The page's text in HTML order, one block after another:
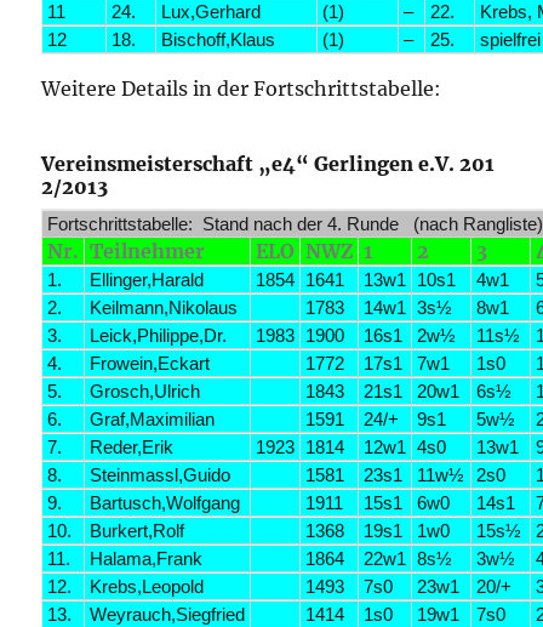
11
24. Lux,Gerhard (1) – 22.
Krebs,
12
18. Bischoff,Klaus (1) – 25. spielfrei
Weitere Details in der Fortschrittstabelle:
Vereinsmeisterschaft „e4“ Gerlingen e.V. 201
2/2013
Fortschrittstabelle: Stand nach der 4. Runde (nach Rangliste)
Nr. Teilnehmer ELO NWZ 1 2 3
1. Ellinger,Harald 1854 1641 13w1 10s1 4w1
2.
Keilmann,Nikolaus 1783 14w1 3s½ 8w1
3.
Leick,Philippe,Dr. 1983 1900 16s1 2w½ 11s½
4.
Frowein,Eckart 1772 17s1 7w1 1s0
5.
Grosch,Ulrich 1843 21s1 20w1 6s½
6.
Graf,Maximilian 1591 24/+ 9s1 5w½
7.
Reder,Erik 1923 1814 12w1 4s0 13w1
8.
Steinmassl,Guido 1581 23s1 11w½ 2s0
9.
Bartusch,Wolfgang 1911 15s1 6w0 14s1
10.
Burkert,Rolf 1368 19s1 1w0 15s½
11.
Halama,Frank 1864 22w1 8s½ 3w½
12.
Krebs,Leopold 1493 7s0 23w1 20/+
13.
Weyrauch,Siegfried 1414 1s0 19w1 7s0